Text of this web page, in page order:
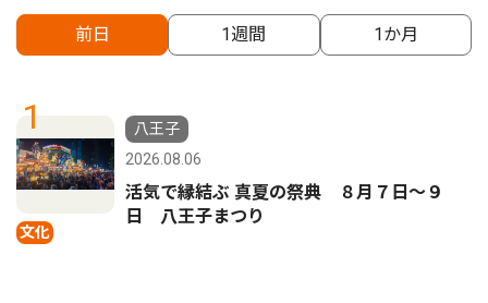
前日 1週間 1か月
1
文化
八王子
2026.08.06
活気で縁結ぶ 真夏の祭典 ８月７日〜９
日 八王子まつり